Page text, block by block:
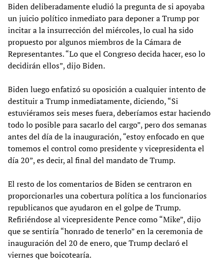
Biden deliberadamente eludió la pregunta de si apoyaba
un juicio político inmediato para deponer a Trump por
incitar a la insurrección del miércoles, lo cual ha sido
propuesto por algunos miembros de la Cámara de
Representantes. “Lo que el Congreso decida hacer, eso lo
decidirán ellos”, dijo Biden.
Biden luego enfatizó su oposición a cualquier intento de
destituir a Trump inmediatamente, diciendo, “Si
estuviéramos seis meses fuera, deberíamos estar haciendo
todo lo posible para sacarlo del cargo”, pero dos semanas
antes del día de la inauguración, “estoy enfocado en que
tomemos el control como presidente y vicepresidenta el
día 20”, es decir, al final del mandato de Trump.
El resto de los comentarios de Biden se centraron en
proporcionarles una cobertura política a los funcionarios
republicanos que ayudaron en el golpe de Trump.
Refiriéndose al vicepresidente Pence como “Mike”, dijo
que se sentiría “honrado de tenerlo” en la ceremonia de
inauguración del 20 de enero, que Trump declaró el
viernes que boicotearía.